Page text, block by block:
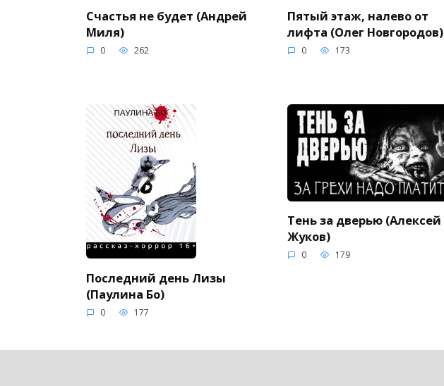
Счастья не будет (Андрей
Миля)
0 262
Пятый этаж, налево от
лифта (Олег Новгородов)
0 173
Последний день Лизы
(Паулина Бо)
0 177
Тень за дверью (Алексей
Жуков)
0 179